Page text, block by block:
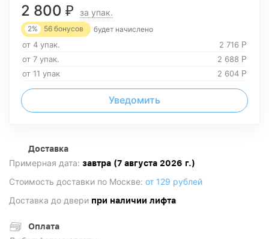
2 800 ₽ за упак.
2% 56 бонусов будет начислено
от 4 упак. 2 716 Р
от 7 упак. 2 688 Р
от 11 упак 2 604 Р
Уведомить
Доставка
Примерная дата: завтра (7 августа 2026 г.)
Стоимость доставки по Москве: от 129 рублей
Доставка до двери при наличии лифта
Оплата